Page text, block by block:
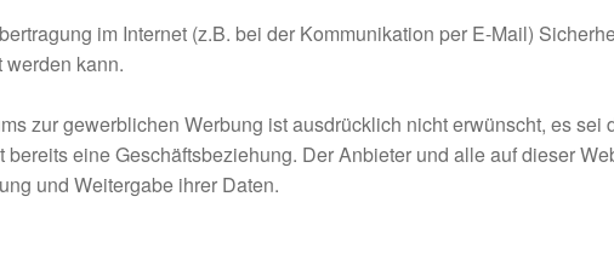
im Internet (z.B. bei der Kommunikation per E-Mail)
kann.
zur gewerblichen Werbung ist ausdrücklich nicht erwünscht, es sei
eine Geschäftsbeziehung. Der Anbieter und alle auf dieser
und Weitergabe ihrer Daten.